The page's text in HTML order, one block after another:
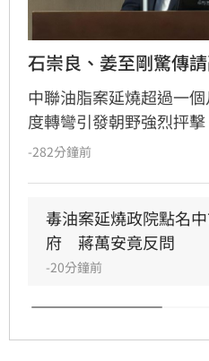
石崇良、姜至剛驚傳
中聯油脂案延燒超過一
度轉彎引發朝野強烈抨
藥署長姜至剛遭點名負
否屬實，衛福部僅回應
-282分鐘前
毒油案延燒政院點名
府　蔣萬安竟反問
-20分鐘前